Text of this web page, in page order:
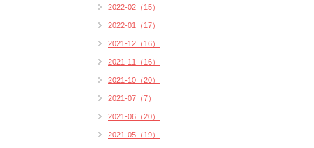
2022-02（15）
2022-01（17）
2021-12（16）
2021-11（16）
2021-10（20）
2021-07（7）
2021-06（20）
2021-05（19）